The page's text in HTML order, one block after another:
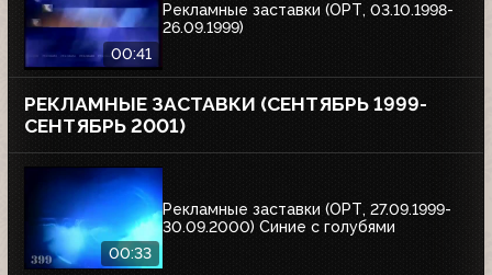
00:41
Рекламные заставки (ОРТ, 03.10.1998-
26.09.1999)
РЕКЛАМНЫЕ ЗАСТАВКИ (СЕНТЯБРЬ 1999-
СЕНТЯБРЬ 2001)
00:33
Рекламные заставки (ОРТ, 27.09.1999-
30.09.2000) Синие с голубями